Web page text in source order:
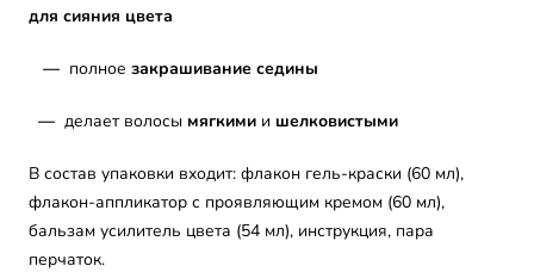
для сияния цвета
— полное закрашивание седины
— делает волосы мягкими и шелковистыми
В состав упаковки входит: флакон гель-краски (60 мл),
флакон-аппликатор с проявляющим кремом (60 мл),
бальзам усилитель цвета (54 мл), инструкция, пара
перчаток.